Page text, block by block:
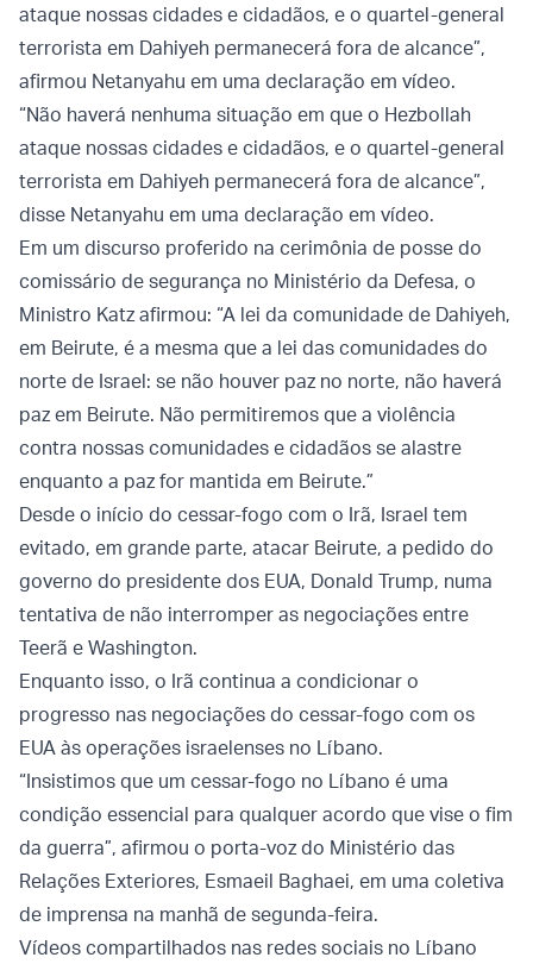
ataque nossas cidades e cidadãos, e o quartel-general
terrorista em Dahiyeh permanecerá fora de alcance”,
afirmou Netanyahu em uma declaração em vídeo.
“Não haverá nenhuma situação em que o Hezbollah
ataque nossas cidades e cidadãos, e o quartel-general
terrorista em Dahiyeh permanecerá fora de alcance”,
disse Netanyahu em uma declaração em vídeo.
Em um discurso proferido na cerimônia de posse do
comissário de segurança no Ministério da Defesa, o
Ministro Katz afirmou: “A lei da comunidade de Dahiyeh,
em Beirute, é a mesma que a lei das comunidades do
norte de Israel: se não houver paz no norte, não haverá
paz em Beirute. Não permitiremos que a violência
contra nossas comunidades e cidadãos se alastre
enquanto a paz for mantida em Beirute.”
Desde o início do cessar-fogo com o Irã, Israel tem
evitado, em grande parte, atacar Beirute, a pedido do
governo do presidente dos EUA, Donald Trump, numa
tentativa de não interromper as negociações entre
Teerã e Washington.
Enquanto isso, o Irã continua a condicionar o
progresso nas negociações do cessar-fogo com os
EUA às operações israelenses no Líbano.
“Insistimos que um cessar-fogo no Líbano é uma
condição essencial para qualquer acordo que vise o fim
da guerra”, afirmou o porta-voz do Ministério das
Relações Exteriores, Esmaeil Baghaei, em uma coletiva
de imprensa na manhã de segunda-feira.
Vídeos compartilhados nas redes sociais no Líbano